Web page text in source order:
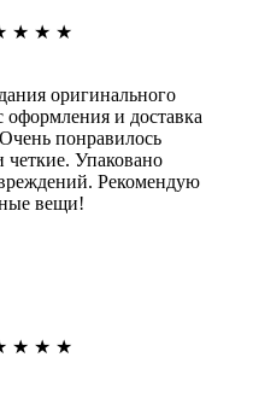
★ ★ ★
оригинального
и доставка
понравилось
четкие. Упаковано
Рекомендую
вещи!
★ ★ ★